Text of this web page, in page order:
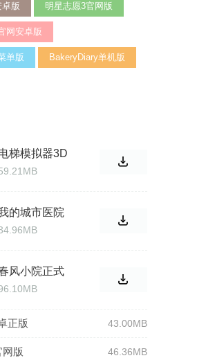
版 明星志愿3官网版
网安卓版
单版 BakeryDiary单机版
梯模拟器3D
网版
的城市医院
式版
风小院正式
免费
正版 43.00MB
网版 46.36MB